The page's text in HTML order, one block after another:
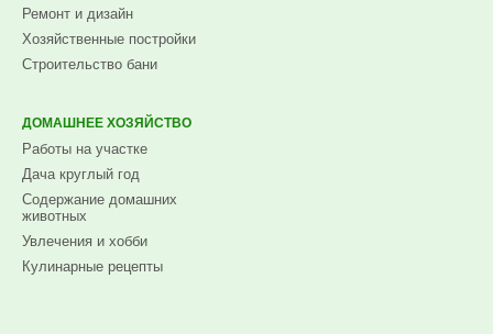
Ремонт и дизайн
Хозяйственные постройки
Строительство бани
ДОМАШНЕЕ ХОЗЯЙСТВО
Работы на участке
Дача круглый год
Содержание домашних
животных
Увлечения и хобби
Кулинарные рецепты